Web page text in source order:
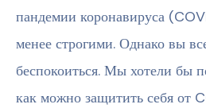
пандемии коронавируса
менее строгими. Однако вы
беспокоиться. Мы хотели бы
как можно защитить себя от